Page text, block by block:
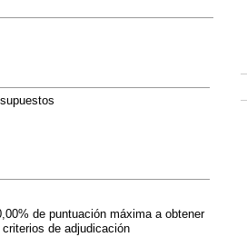
de puntuación máxima a obtener
de adjudicación